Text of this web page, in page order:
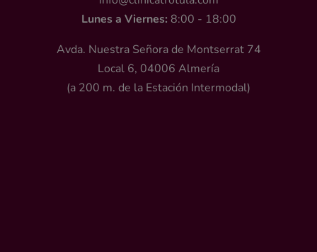
Lunes a Viernes: 8:00 - 18:00
Avda. Nuestra Señora de Montserrat 74
Local 6, 04006 Almería
(a 200 m. de la Estación Intermodal)